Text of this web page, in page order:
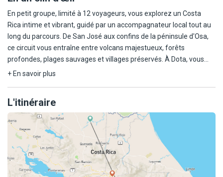
En petit groupe, limité à 12 voyageurs, vous explorez un Costa
Rica intime et vibrant, guidé par un accompagnateur local tout au
long du parcours. De San José aux confins de la péninsule d'Osa,
ce circuit vous entraîne entre volcans majestueux, forêts
profondes, plages sauvages et villages préservés. À Dota, vous
découvrez les secrets du café costaricien ; à Rancho Tinamu, vous
différente de cette terre de contrastes. Un voyage rare, au cœur
de la biodiversité et de l'humain, entre immersion, émotion et
nature grandiose.
+ En savoir plus
L'itinéraire